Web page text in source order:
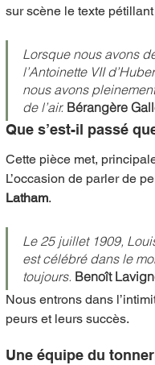
sur scène le texte
Lorsque nous avons
l’Antoinette VII
nous avons
de l’air. Bérangère
Que s’est-il passé
Cette pièce met,
L’occasion de parler de
Latham.
Le 25 juillet 1909,
est célébré dans le
toujours. Benoît
Nous entrons dans
peurs et leurs succès.
Une équipe du